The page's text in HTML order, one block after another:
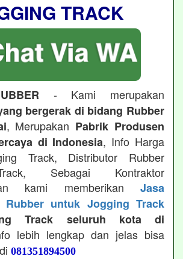
TRACK
- Kami merupakan
bergerak di bidang Rubber
, Merupakan Pabrik Produsen
di Indonesia, Info Harga
Track, Distributor Rubber
Sebagai Kontraktor
kami memberikan Jasa
Rubber untuk Jogging Track
Track seluruh kota di
lebih lengkap dan jelas bisa
081351894500